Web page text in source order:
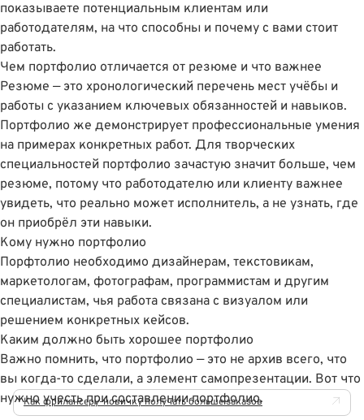
показываете потенциальным клиентам или
работодателям, на что способны и почему с вами стоит
работать.
Чем портфолио отличается от резюме и что важнее
Резюме — это хронологический перечень мест учёбы и
работы с указанием ключевых обязанностей и навыков.
Портфолио же демонстрирует профессиональные умения
на примерах конкретных работ. Для творческих
специальностей портфолио зачастую значит больше, чем
резюме, потому что работодателю или клиенту важнее
увидеть, что реально может исполнитель, а не узнать, где
он приобрёл эти навыки.
Кому нужно портфолио
Порфтолио необходимо дизайнерам, текстовикам,
маркетологам, фотографам, программистам и другим
специалистам, чья работа связана с визуалом или
решением конкретных кейсов.
Каким должно быть хорошее портфолио
Важно помнить, что портфолио — это не архив всего, что
вы когда-то сделали, а элемент самопрезентации. Вот что
нужно учесть при составлении портфолио.
Как фрилансеру-новичку получать больше заказов